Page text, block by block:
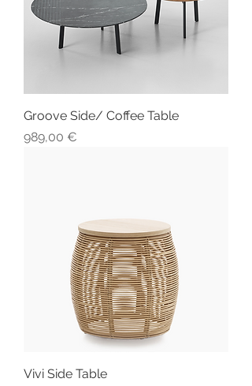
Groove Side/ Coffee Table
Preis
989,00 €
Vivi Side Table